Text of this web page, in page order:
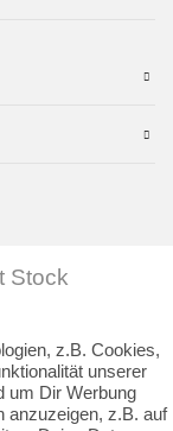
Stock
z.B. Cookies,
unserer
um Dir Werbung
anzuzeigen, z.B. auf